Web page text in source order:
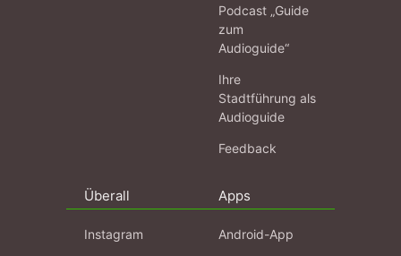
Podcast „Guide
zum
Audioguide“
Ihre
Stadtführung als
Audioguide
Feedback
Überall
Instagram
Apps
Android-App